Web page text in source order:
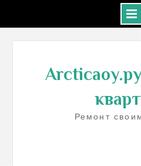
contentArcticaoy.ру
Ремонт